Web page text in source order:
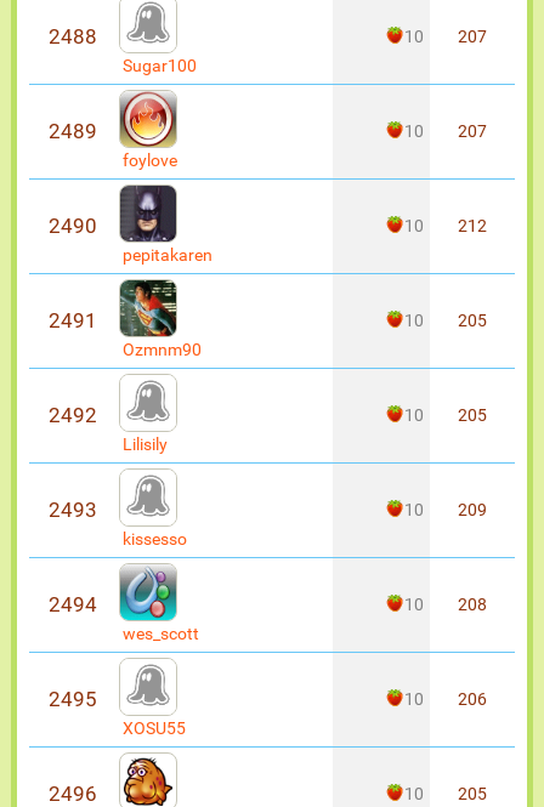
2488
Sugar100
10 207
2489
foylove
10 207
2490
pepitakaren
10 212
2491
Ozmnm90
10 205
2492
Lilisily
10 205
2493
kissesso
10 209
2494
wes_scott
10 208
2495
XOSU55
10 206
2496 10 205